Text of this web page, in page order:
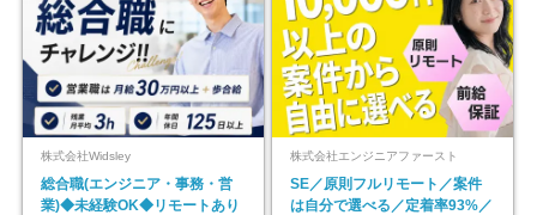
株式会社Widsley
総合職(エンジニア・事務・営
業)◆未経験OK◆リモートあり
株式会社エンジニアファースト
SE／原則フルリモート／案件
は自分で選べる／定着率93%／